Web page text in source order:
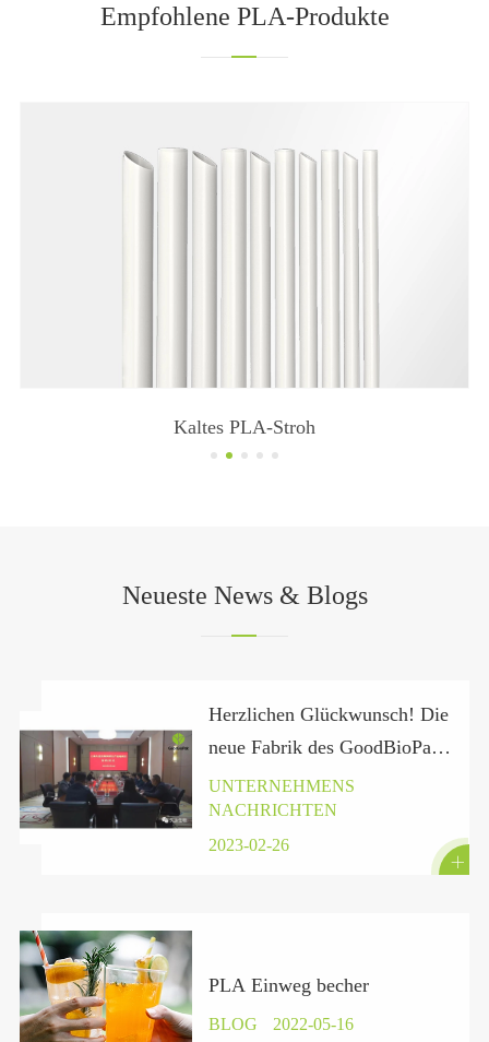
Empfohlene PLA-Produkte
Kaltes PLA-Stroh
Neueste News & Blogs
Herzlichen Glückwunsch! Die
neue Fabrik des GoodBioPak
in der Provinz Hubei hat
offiziell einen Vertrag unter
zeichnet.
UNTERNEHMENS
NACHRICHTEN
2023-02-26

PLA Einweg becher
BLOG 2022-05-16